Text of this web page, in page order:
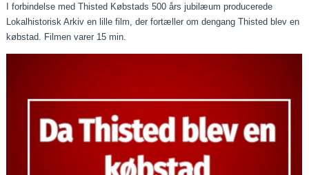
I forbindelse med Thisted Købstads 500 års jubilæum producerede
Lokalhistorisk Arkiv en lille film, der fortæller om dengang Thisted blev en
købstad. Filmen varer 15 min.